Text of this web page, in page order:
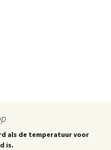
als de temperatuur voor
is.